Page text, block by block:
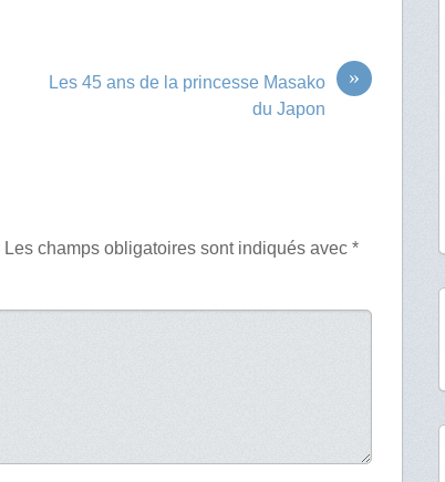
»
Les 45 ans de la princesse Masako
du Japon
Les champs obligatoires sont indiqués avec*